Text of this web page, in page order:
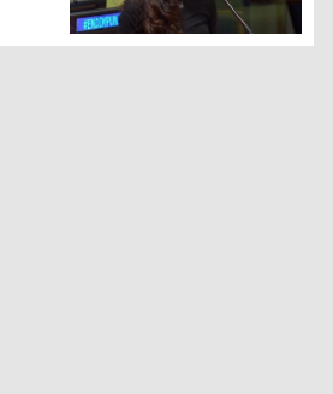
نادیا مراد، فعال ایزدی نجات یافته